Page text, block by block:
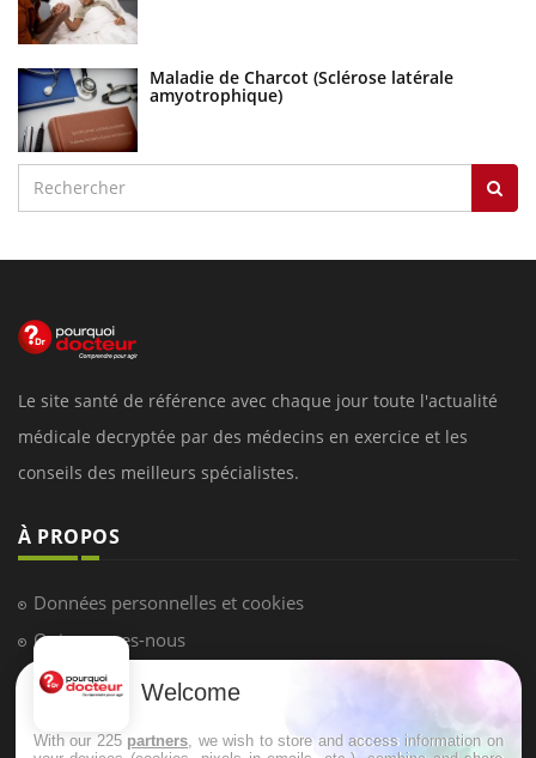
Maladie de Charcot (Sclérose latérale
amyotrophique)
Le site santé de référence avec chaque jour toute l'actualité
médicale decryptée par des médecins en exercice et les
conseils des meilleurs spécialistes.
À PROPOS
Données personnelles et cookies
Qui sommes-nous
Conditions d'utilisation
Mentions Légales
Welcome
With our 225 partners , we wish to store and access information on